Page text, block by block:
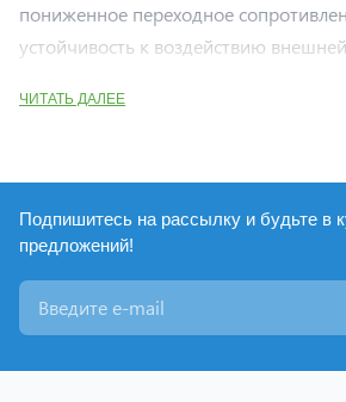
пониженное переходное
устойчивость к воздействию
переключателей:
количеством полюсов;
• ПК-2 – трехфазный кулачковый
(выключатель нагрузки);
• ПК-3 – трехфазный кулачковый
защитном боксе IP 54 (выключатель
ЧИТАТЬ ДАЛЕЕ
Подпишитесь на рассылку и будьте в
предложений!